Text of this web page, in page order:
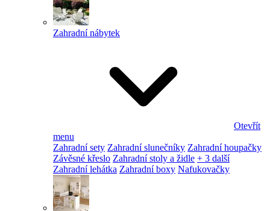
Zahradní nábytek
Otevřít
menu
Zahradní sety Zahradní slunečníky Zahradní houpačky
Závěsné křeslo Zahradní stoly a židle + 3 další
Zahradní lehátka Zahradní boxy Nafukovačky